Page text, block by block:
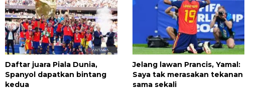
Daftar juara Piala Dunia,
Spanyol dapatkan bintang
kedua
Jelang lawan Prancis, Yamal:
Saya tak merasakan tekanan
sama sekali